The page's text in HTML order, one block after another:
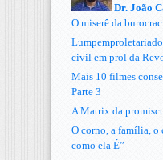
Dr. João
O miserê da
civil em prol da
Mais 10 filmes
Parte 3
A Matrix da
O corno, a família, o
como ela É”